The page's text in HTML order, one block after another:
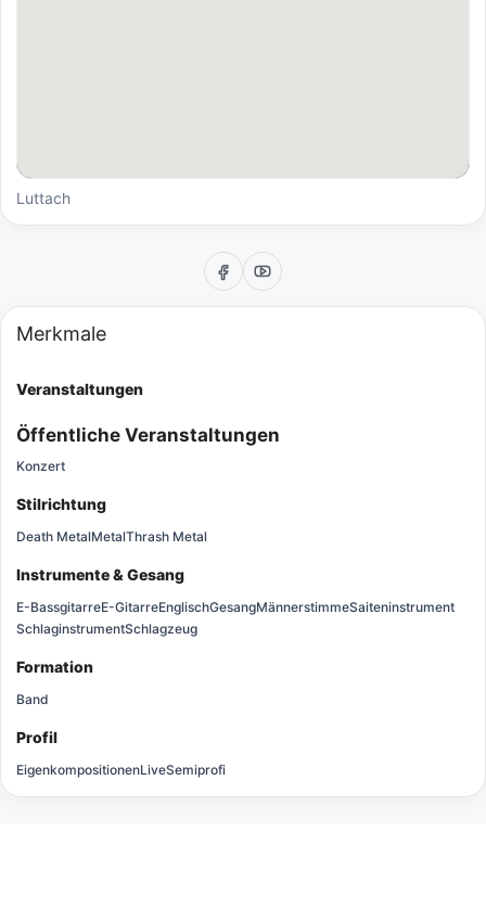
Luttach
Merkmale
Veranstaltungen
Öffentliche Veranstaltungen
Konzert
Stilrichtung
Death MetalMetalThrash Metal
Instrumente & Gesang
E-BassgitarreE-GitarreEnglischGesangMännerstimmeSaiteninstrument
SchlaginstrumentSchlagzeug
Formation
Band
Profil
EigenkompositionenLiveSemiprofi